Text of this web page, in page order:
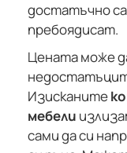
достатъчно
пребоядисат.
Цената може
Изисканите
мебели
сами да си